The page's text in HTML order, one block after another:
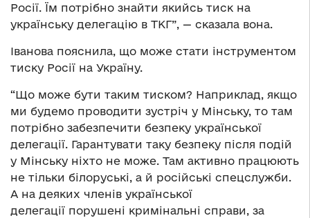
Росії. Їм потрібно знайти якийсь тиск на
українську делегацію в ТКГ”, — сказала вона.
Іванова пояснила, що може стати інструментом
тиску Росії на Україну.
“Що може бути таким тиском? Наприклад, якщо
ми будемо проводити зустріч у Мінську, то там
потрібно забезпечити безпеку української
делегації. Гарантувати таку безпеку після подій
у Мінську ніхто не може. Там активно працюють
не тільки білоруські, а й російські спецслужби.
А на деяких членів української
делегації порушені кримінальні справи, за